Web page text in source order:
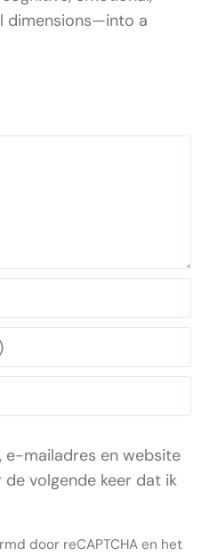
dimensions—into a
e-mailadres en website
volgende keer dat ik
door reCAPTCHA en het